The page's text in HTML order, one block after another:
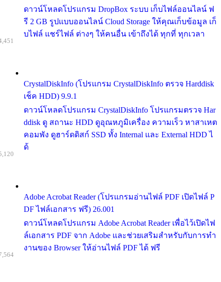
ดาวน์โหลดโปรแกรม DropBox ระบบ เก็บไฟล์ออนไลน์ ฟ
รี 2 GB รูปแบบออนไลน์ Cloud Storage ให้คุณเก็บข้อมูล เก็
บไฟล์ แชร์ไฟล์ ต่างๆ ให้คนอื่น เข้าถึงได้ ทุกที่ ทุกเวลา
CrystalDiskInfo (โปรแกรม CrystalDiskInfo ตรวจ Harddisk
เช็ค HDD) 9.9.1
ดาวน์โหลดโปรแกรม CrystalDiskInfo โปรแกรมตรวจ Har
ddisk ดู สถานะ HDD ดูอุณหภูมิเครื่อง ความเร็ว หาสาเหต
คอมพัง ดูฮาร์ดดิสก์ SSD ทั้ง Internal และ External HDD ไ
ด้
Adobe Acrobat Reader (โปรแกรมอ่านไฟล์ PDF เปิดไฟล์ P
DF ไฟล์เอกสาร ฟรี) 26.001
ดาวน์โหลดโปรแกรม Adobe Acrobat Reader เพื่อไว้เปิดไฟ
ล์เอกสาร PDF จาก Adobe และช่วยเสริมสำหรับกับการทำ
งานของ Browser ให้อ่านไฟล์ PDF ได้ ฟรี